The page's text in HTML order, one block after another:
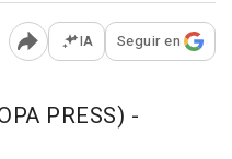
Abrir opciones para
IA Seguir en
PRESS) -